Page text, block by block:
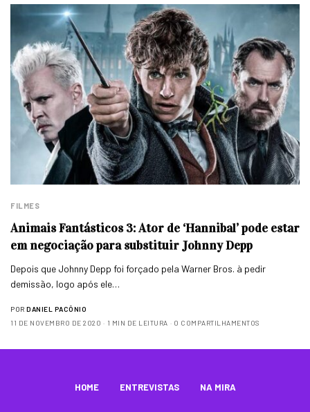
FILMES
Animais Fantásticos 3: Ator de ‘Hannibal’ pode estar
em negociação para substituir Johnny Depp
Depois que Johnny Depp foi forçado pela Warner Bros. à pedir
demissão, logo após ele…
POR DANIEL PACÔNIO
11 DE NOVEMBRO DE 2020
1 MIN DE LEITURA 0 COMPARTILHAMENTOS
HOME ENTREVISTAS NA MIRA